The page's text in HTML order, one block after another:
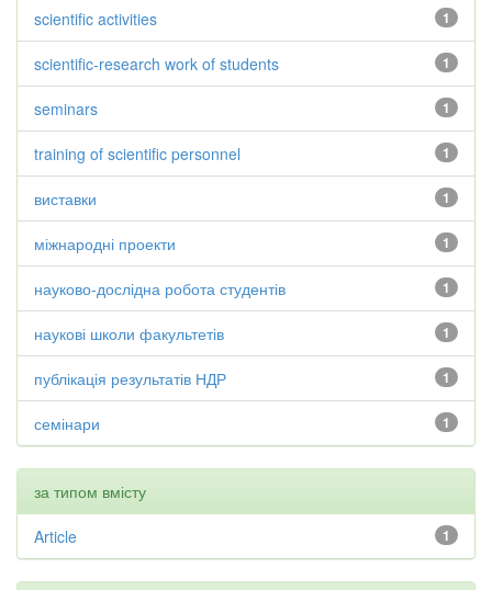
1
scientific activities
1
scientific-research work of students
1
seminars
1
training of scientific personnel
1
виставки
1
міжнародні проекти
1
науково-дослідна робота студентів
1
наукові школи факультетів
1
публікація результатів НДР
1
семінари
за типом вмісту
1
Article